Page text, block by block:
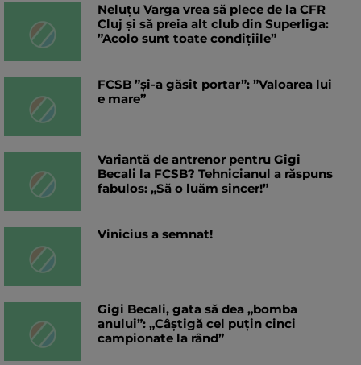
Neluțu Varga vrea să plece de la CFR
Cluj și să preia alt club din Superliga:
”Acolo sunt toate condițiile”
FCSB ”și-a găsit portar”: ”Valoarea lui
e mare”
Variantă de antrenor pentru Gigi
Becali la FCSB? Tehnicianul a răspuns
fabulos: „Să o luăm sincer!”
Vinicius a semnat!
Gigi Becali, gata să dea „bomba
anului”: „Câștigă cel puțin cinci
campionate la rând”